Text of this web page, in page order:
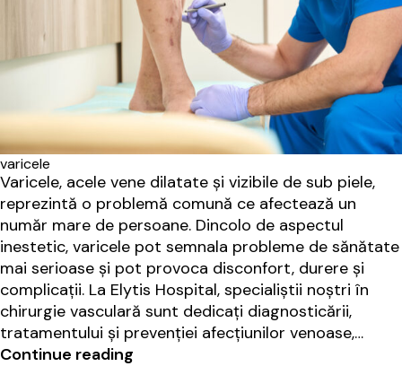
varicele
Varicele, acele vene dilatate și vizibile de sub piele,
reprezintă o problemă comună ce afectează un
număr mare de persoane. Dincolo de aspectul
inestetic, varicele pot semnala probleme de sănătate
mai serioase și pot provoca disconfort, durere și
complicații. La Elytis Hospital, specialiștii noștri în
chirurgie vasculară sunt dedicați diagnosticării,
tratamentului și prevenției afecțiunilor venoase,…
Continue reading